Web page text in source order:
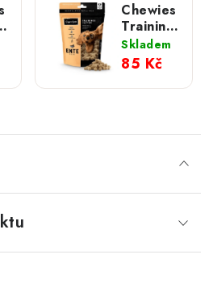
Chewies
Trainings-
Happen
Ente –
kachní
175 g
Skladem
85 Kč